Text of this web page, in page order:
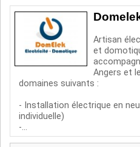
Artisan
et
Angers et
domaines suivants :
- Installation électrique en
individuelle)
-...